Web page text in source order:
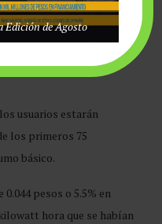
básico; o sea, en la
usuarios estarán
los primeros 75
básico.
pesos o 5.5% en
hora que se habían
Edición de Agosto